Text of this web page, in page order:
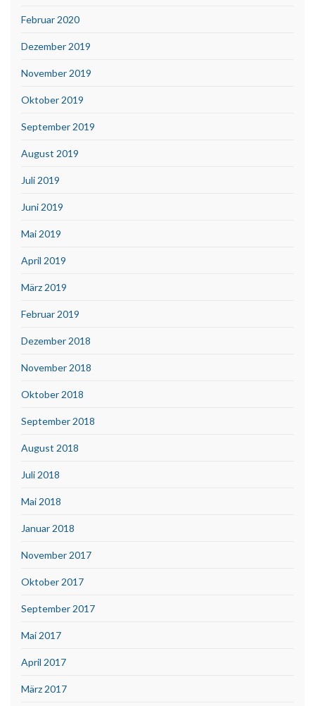
Februar 2020
Dezember 2019
November 2019
Oktober 2019
September 2019
August 2019
Juli 2019
Juni 2019
Mai 2019
April 2019
März 2019
Februar 2019
Dezember 2018
November 2018
Oktober 2018
September 2018
August 2018
Juli 2018
Mai 2018
Januar 2018
November 2017
Oktober 2017
September 2017
Mai 2017
April 2017
März 2017